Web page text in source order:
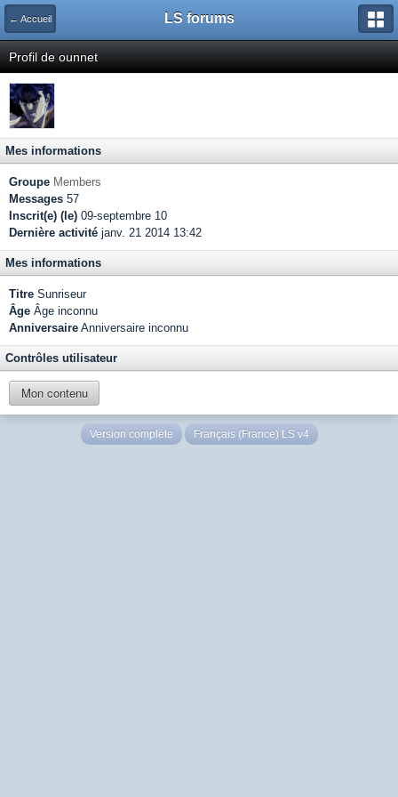
← Accueil LS forums
Profil de ounnet
Mes informations
Groupe Members
Messages 57
Inscrit(e) (le) 09-septembre 10
Dernière activité janv. 21 2014 13:42
Mes informations
Titre Sunriseur
Âge Âge inconnu
Anniversaire Anniversaire inconnu
Contrôles utilisateur
Mon contenu
Version complète Français (France) LS v4